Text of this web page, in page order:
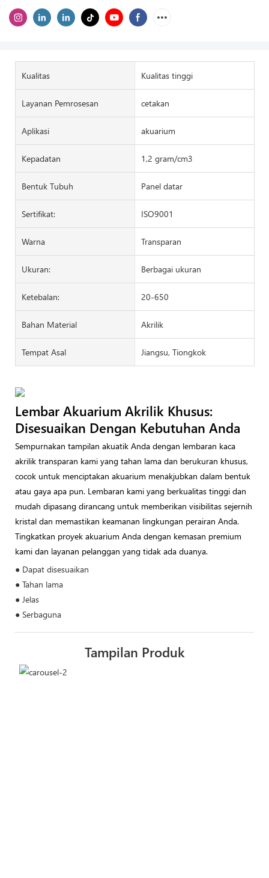
Kualitas Kualitas tinggi
Layanan Pemrosesan cetakan
Aplikasi akuarium
Kepadatan 1,2 gram/cm3
Bentuk Tubuh Panel datar
Sertifikat: ISO9001
Warna Transparan
Ukuran: Berbagai ukuran
Ketebalan: 20-650
Bahan Material Akrilik
Tempat Asal Jiangsu, Tiongkok
Lembar Akuarium Akrilik Khusus:
Disesuaikan Dengan Kebutuhan Anda
Sempurnakan tampilan akuatik Anda dengan lembaran kaca
akrilik transparan kami yang tahan lama dan berukuran khusus,
cocok untuk menciptakan akuarium menakjubkan dalam bentuk
atau gaya apa pun. Lembaran kami yang berkualitas tinggi dan
mudah dipasang dirancang untuk memberikan visibilitas sejernih
kristal dan memastikan keamanan lingkungan perairan Anda.
Tingkatkan proyek akuarium Anda dengan kemasan premium
kami dan layanan pelanggan yang tidak ada duanya.
● Dapat disesuaikan
● Tahan lama
● Jelas
● Serbaguna
Tampilan Produk